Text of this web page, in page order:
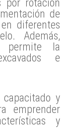
por rotación
de
diferentes
Además,
permite la
e
y
emprender
y